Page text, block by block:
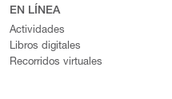
EN LÍNEA
Actividades
Libros digitales
Recorridos virtuales